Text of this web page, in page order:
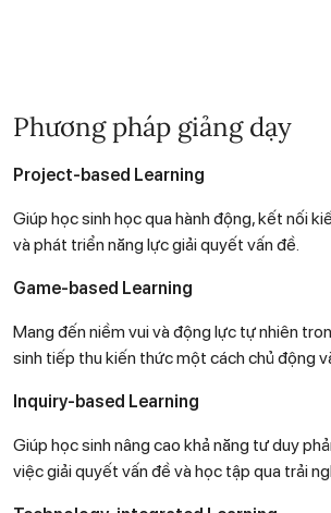
Phương pháp giảng dạy
Project-based Learning
Giúp học sinh học qua hành động, kết nối
và phát triển năng lực giải quyết vấn đề.
Game-based Learning
Mang đến niềm vui và động lực tự nhiên
sinh tiếp thu kiến thức một cách chủ động
Inquiry-based Learning
Giúp học sinh nâng cao khả năng tư duy
việc giải quyết vấn đề và học tập qua trải